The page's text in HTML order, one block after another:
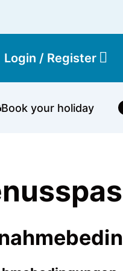
Login / Register
Book your holiday